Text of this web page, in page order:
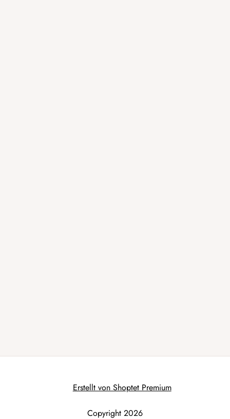
Erstellt von Shoptet Premium
Copyright 2026